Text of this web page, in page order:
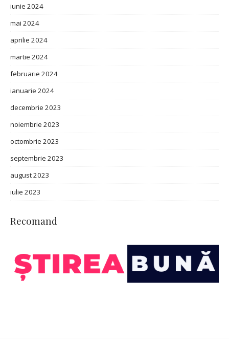
iunie 2024
mai 2024
aprilie 2024
martie 2024
februarie 2024
ianuarie 2024
decembrie 2023
noiembrie 2023
octombrie 2023
septembrie 2023
august 2023
iulie 2023
Recomand